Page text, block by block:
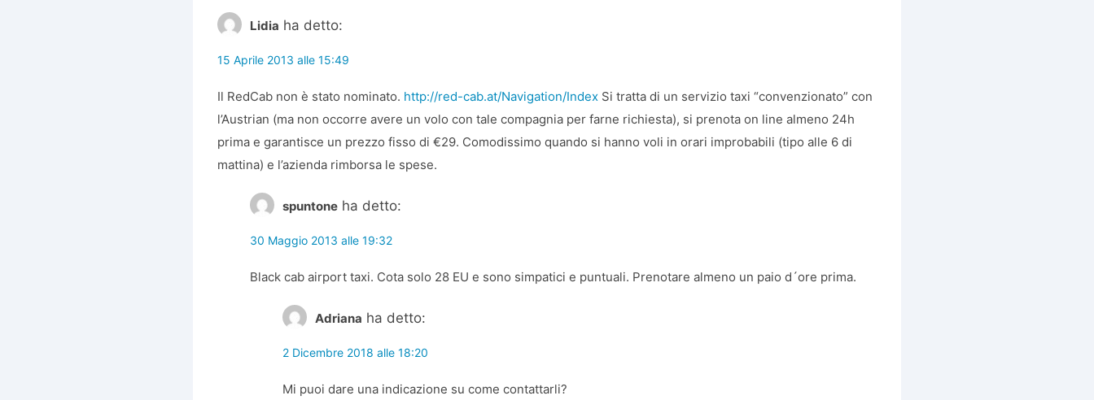
Lidia ha detto:
15 Aprile 2013 alle 15:49
Il RedCab non è stato nominato. http://red-cab.at/Navigation/Index Si tratta di un servizio taxi “convenzionato” con
l’Austrian (ma non occorre avere un volo con tale compagnia per farne richiesta), si prenota on line almeno 24h
prima e garantisce un prezzo fisso di €29. Comodissimo quando si hanno voli in orari improbabili (tipo alle 6 di
mattina) e l’azienda rimborsa le spese.
spuntone ha detto:
30 Maggio 2013 alle 19:32
Black cab airport taxi. Cota solo 28 EU e sono simpatici e puntuali. Prenotare almeno un paio d´ore prima.
Adriana ha detto:
2 Dicembre 2018 alle 18:20
Mi puoi dare una indicazione su come contattarli?